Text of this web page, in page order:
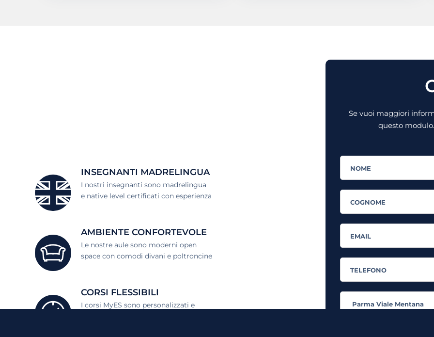
INSEGNANTI MADRELINGUA
I nostri insegnanti sono madrelingua
e native level certificati con esperienza
AMBIENTE CONFORTEVOLE
Le nostre aule sono moderni open
space con comodi divani e poltroncine
CORSI FLESSIBILI
I corsi MyES sono personalizzati e
Se vuoi maggiori
questo